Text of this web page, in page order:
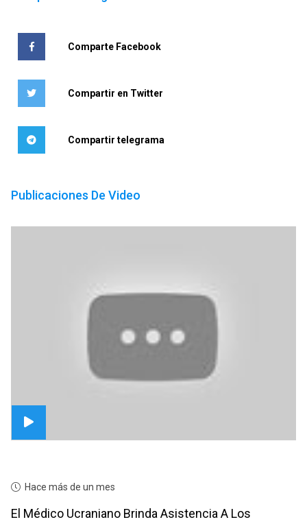
Comparte Facebook
Compartir en Twitter
Compartir telegrama
Publicaciones De Video
Hace más de un mes
El Médico Ucraniano Brinda Asistencia A Los